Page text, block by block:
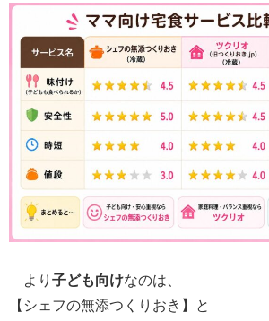
より 子ども向けなのは、
【シェフの無添つくりおき】と